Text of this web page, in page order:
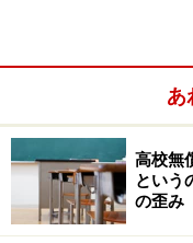
多かった回答の順に
て学習に関すること
果となっています
た」、「科目ごとに
あ
高校無
という
の歪み